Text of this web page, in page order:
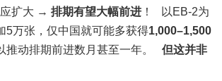
扩大 → 排期有望大幅前进 ！ 以EB-2为
5万张，仅中国就可能多获得1,000–1,500
推动排期前进数月甚至一年。 但这并非